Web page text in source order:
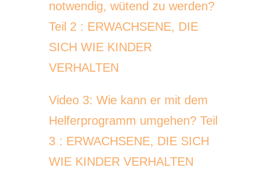
notwendig, wütend zu werden?
Teil 2 : ERWACHSENE, DIE
SICH WIE KINDER
VERHALTEN
Video 3: Wie kann er mit dem
Helferprogramm umgehen? Teil
3 : ERWACHSENE, DIE SICH
WIE KINDER VERHALTEN